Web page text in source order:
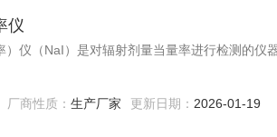
仪
仪（NaI）是对辐射剂量当量率进行检测的仪
厂商性质： 生产厂家 更新日期： 2026-01-19